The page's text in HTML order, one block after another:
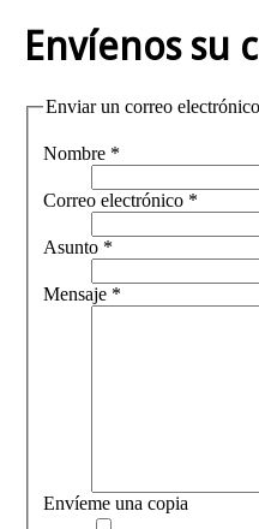
Envíenos su
Enviar un correo
Nombre *
Correo electrónico *
Asunto *
Mensaje *
Envíeme una copia